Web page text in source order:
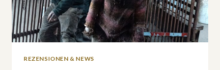
REZENSIONEN & NEWS